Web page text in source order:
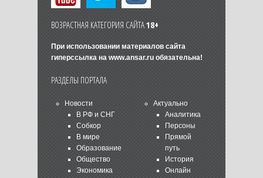
ВОЗРАСТНАЯ КАТЕГОРИЯ САЙТА18+
При использовании материалов сайта
гиперссылка на www.ansar.ruобязательна!
РАЗДЕЛЫ ПОРТАЛА
Новости
В РФ и СНГ
Собкор
В мире
Образование
Общество
Экономика
Актуально
Аналитика
Персоны
Прямой
путь
История
Онлайн